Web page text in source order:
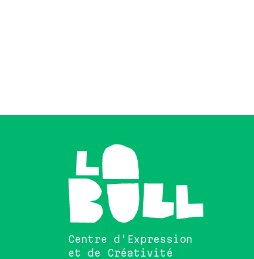
Centre d'Expression
et de Créativité